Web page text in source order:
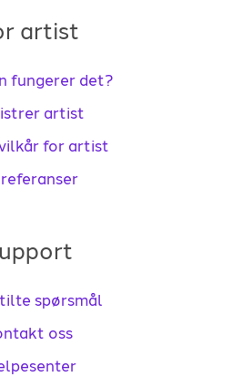
artist
fungerer det?
artist
for artist
referanser
spørsmål
oss